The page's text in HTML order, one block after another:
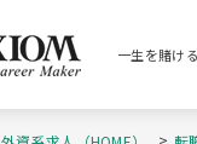
一生を賭け